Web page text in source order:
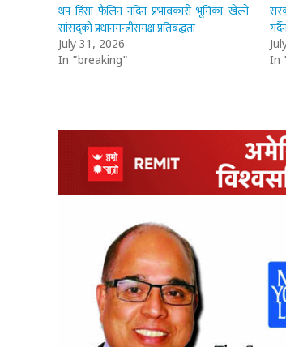
थप हिंसा फैलिन नदिन प्रभावकारी भूमिका खेल्ने
सांसद्को प्रधानमन्त्रीसमक्ष प्रतिबद्धता
July 31, 2026
In "breaking"
In